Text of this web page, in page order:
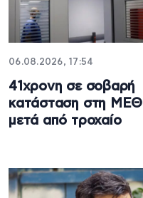
06.08.2026, 17:54
41χρονη σε σοβαρή
κατάσταση στη ΜΕΘ
μετά από τροχαίο